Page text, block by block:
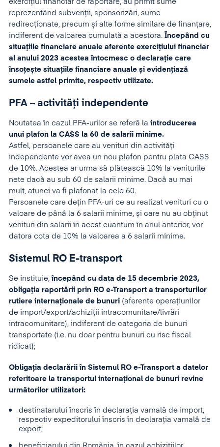
exercițiul financiar de raportare, au primit sume
reprezentând subvenții, sponsorizări, sume
redirecționate, precum şi alte forme similare de finanțare,
indiferent de valoarea cumulată a acestora. Începând cu
situațiile financiare anuale aferente exercițiului financiar
al anului 2023 acestea întocmesc o declarație care
însoțește situațiile financiare anuale și evidențiază
sumele astfel primite, respectiv utilizate.
PFA – activități independente
Noutatea în cazul PFA-urilor se referă la introducerea
unui plafon la CASS la 60 de salarii minime.
Astfel, persoanele care au venituri din activități
independente vor avea un nou plafon pentru plata CASS
de 10%. Acestea ar urma să plătească 10% la veniturile
nete dacă au sub 60 de salarii minime. Dacă au mai
mult, atunci va fi plafonat la cele 60.
Persoanele care dețin PFA-uri ce au realizat venituri cu o
valoare de până la 6 salarii minime, și care nu au obținut
venituri din salarii în acest cuantum în anul anterior, vor
datora cota de 10% la valoarea a 6 salarii minime.
Sistemul RO E-transport
Se instituie,începând cu data de 15 decembrie 2023,
obligația raportării prin RO e-Transport a transporturilor
rutiere internaționale de bunuri (aferente operațiunilor
de import/export/achiziții intracomunitare/livrări
intracomunitare), indiferent de categoria de bunuri
transportate (i.e. nu doar pentru bunuri cu risc fiscal
ridicat);
Obligația declarării în Sistemul RO e-Transport a datelor
referitoare la transportul internațional de bunuri revine
următorilor utilizatori:
destinatarului înscris în declarația vamală de import,
respectiv expeditorului înscris în declarația vamală de
export;